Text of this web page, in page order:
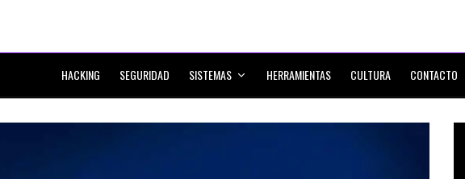
HACKING SEGURIDAD SISTEMAS HERRAMIENTAS CULTURA CONTACTO